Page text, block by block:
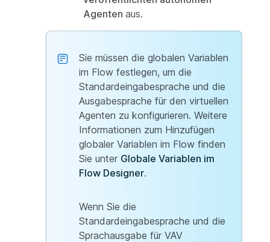
Agenten aus.
Sie müssen die globalen Variablen
im Flow festlegen, um die
Standardeingabesprache und die
Ausgabesprache für den virtuellen
Agenten zu konfigurieren. Weitere
Informationen zum Hinzufügen
globaler Variablen im Flow finden
Sie unter Globale Variablen im
Flow Designer.
Wenn Sie die
Standardeingabesprache und die
Sprachausgabe für VAV